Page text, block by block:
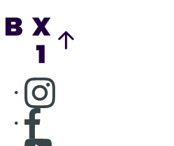
S'abonner à notre newsletter
Connaître BX1
Publicité
Offres d'emploi
Contact
Mentions légales